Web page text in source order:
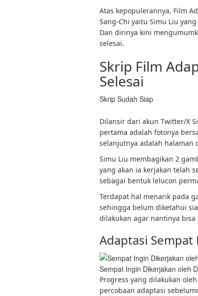
Atas kepopulerannya, Film
Sang-Chi yaitu Simu Liu
Dan dirinya kini
selesai.
Skrip Film
Selesai
Skrip Sudah Siap
Dilansir dari akun Twitter/X
pertama adalah fotonya
selanjutnya adalah halaman
Simu Liu membagikan 2
yang akan ia kerjakan telah
sebagai bentuk lelucon
Terdapat hal menarik pada
sehingga belum diketahui
dilakukan agar nantinya
Adaptasi
Sempat Ingin Dikerjakan oleh
Progress yang dilakukan
percobaan adaptasi